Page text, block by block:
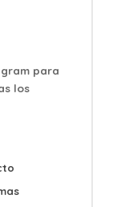
para
los